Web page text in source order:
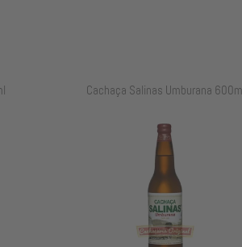
Cachaça Salinas Carvalho 700ml